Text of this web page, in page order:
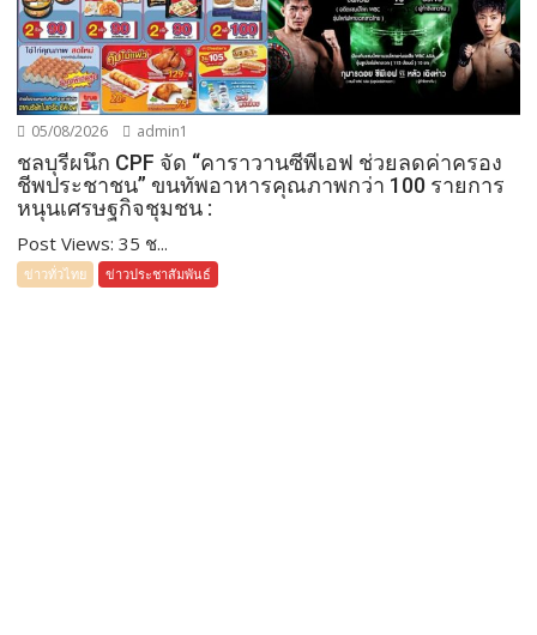
05/08/2026 admin1
ชลบุรีผนึก CPF จัด “คาราวานซีพีเอฟ ช่วยลดค่าครอง
ชีพประชาชน” ขนทัพอาหารคุณภาพกว่า 100 รายการ
หนุนเศรษฐกิจชุมชน :
Post Views: 35 ช...
ข่าวทั่วไทย ข่าวประชาสัมพันธ์